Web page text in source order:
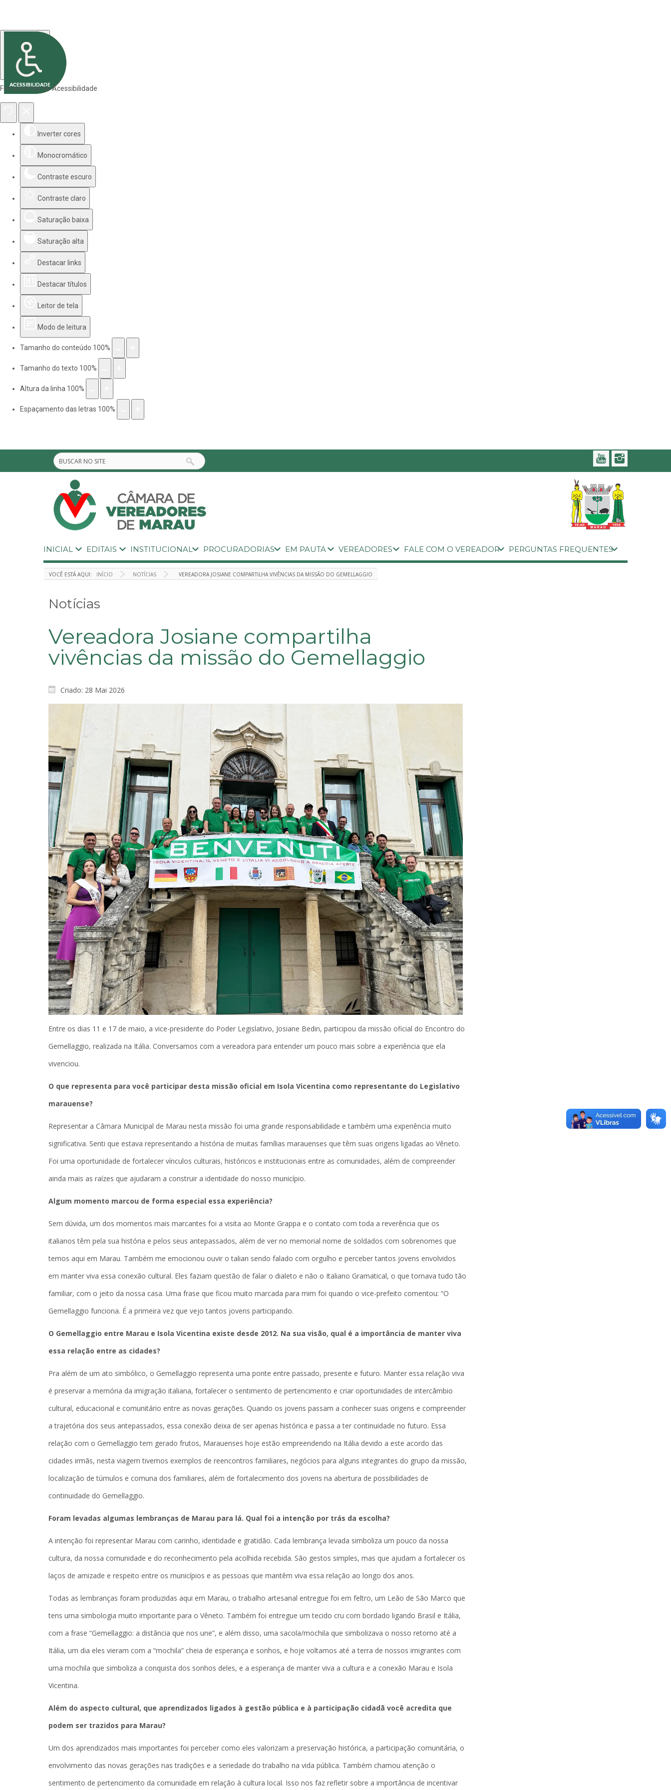
Ferramentas de Acessibilidade
Inverter cores
Monocromático
Contraste escuro
Contraste claro
Saturação baixa
Saturação alta
Destacar links
Destacar títulos
Leitor de tela
Modo de leitura
Tamanho do conteúdo 100%
Tamanho do texto 100%
Altura da linha 100%
Espaçamento das letras 100%
INICIAL EDITAIS INSTITUCIONAL PROCURADORIAS EM PAUTA VEREADORES FALE COM O VEREADOR PERGUNTAS FREQUENTES
VOCÊ ESTÁ AQUI: INÍCIO NOTÍCIAS VEREADORA JOSIANE COMPARTILHA VIVÊNCIAS DA MISSÃO DO GEMELLAGGIO
Notícias
Vereadora Josiane compartilha
vivências da missão do Gemellaggio
Criado: 28 Mai 2026
Entre os dias 11 e 17 de maio, a vice-presidente do Poder Legislativo, Josiane Bedin, participou da missão oficial do Encontro do
Gemellaggio, realizada na Itália. Conversamos com a vereadora para entender um pouco mais sobre a experiência que ela
vivenciou.
O que representa para você participar desta missão oficial em Isola Vicentina como representante do Legislativo
marauense?
Representar a Câmara Municipal de Marau nesta missão foi uma grande responsabilidade e também uma experiência muito
significativa. Senti que estava representando a história de muitas famílias marauenses que têm suas origens ligadas ao Vêneto.
Foi uma oportunidade de fortalecer vínculos culturais, históricos e institucionais entre as comunidades, além de compreender
ainda mais as raízes que ajudaram a construir a identidade do nosso município.
Algum momento marcou de forma especial essa experiência?
Sem dúvida, um dos momentos mais marcantes foi a visita ao Monte Grappa e o contato com toda a reverência que os
italianos têm pela sua história e pelos seus antepassados, além de ver no memorial nome de soldados com sobrenomes que
temos aqui em Marau. Também me emocionou ouvir o talian sendo falado com orgulho e perceber tantos jovens envolvidos
em manter viva essa conexão cultural. Eles faziam questão de falar o dialeto e não o Italiano Gramatical, o que tornava tudo tão
familiar, com o jeito da nossa casa. Uma frase que ficou muito marcada para mim foi quando o vice-prefeito comentou: “O
Gemellaggio funciona. É a primeira vez que vejo tantos jovens participando.
O Gemellaggio entre Marau e Isola Vicentina existe desde 2012. Na sua visão, qual é a importância de manter viva
essa relação entre as cidades?
Pra além de um ato simbólico, o Gemellaggio representa uma ponte entre passado, presente e futuro. Manter essa relação viva
é preservar a memória da imigração italiana, fortalecer o sentimento de pertencimento e criar oportunidades de intercâmbio
cultural, educacional e comunitário entre as novas gerações. Quando os jovens passam a conhecer suas origens e compreender
a trajetória dos seus antepassados, essa conexão deixa de ser apenas histórica e passa a ter continuidade no futuro. Essa
relação com o Gemellaggio tem gerado frutos, Marauenses hoje estão empreendendo na Itália devido a este acordo das
cidades irmãs, nesta viagem tivemos exemplos de reencontros familiares, negócios para alguns integrantes do grupo da missão,
localização de túmulos e comuna dos familiares, além de fortalecimento dos jovens na abertura de possibilidades de
continuidade do Gemellaggio.
Foram levadas algumas lembranças de Marau para lá. Qual foi a intenção por trás da escolha?
A intenção foi representar Marau com carinho, identidade e gratidão. Cada lembrança levada simboliza um pouco da nossa
cultura, da nossa comunidade e do reconhecimento pela acolhida recebida. São gestos simples, mas que ajudam a fortalecer os
laços de amizade e respeito entre os municípios e as pessoas que mantêm viva essa relação ao longo dos anos.
Todas as lembranças foram produzidas aqui em Marau, o trabalho artesanal entregue foi em feltro, um Leão de São Marco que
tens uma simbologia muito importante para o Vêneto. Também foi entregue um tecido cru com bordado ligando Brasil e Itália,
com a frase “Gemellaggio: a distância que nos une”, e além disso, uma sacola/mochila que simbolizava o nosso retorno até a
Itália, um dia eles vieram com a “mochila” cheia de esperança e sonhos, e hoje voltamos até a terra de nossos imigrantes com
uma mochila que simboliza a conquista dos sonhos deles, e a esperança de manter viva a cultura e a conexão Marau e Isola
Vicentina.
Além do aspecto cultural, que aprendizados ligados à gestão pública e à participação cidadã você acredita que
podem ser trazidos para Marau?
Um dos aprendizados mais importantes foi perceber como eles valorizam a preservação histórica, a participação comunitária, o
envolvimento das novas gerações nas tradições e a seriedade do trabalho na vida pública. Também chamou atenção o
sentimento de pertencimento da comunidade em relação à cultura local. Isso nos faz refletir sobre a importância de incentivar